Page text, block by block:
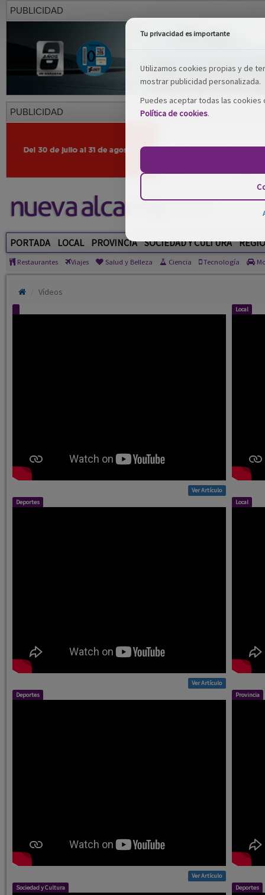
PUBLICIDAD
PUBLICIDAD
PORTADA LOCAL PROVINCIA SOCIEDAD Y CULTURA
Restaurantes Viajes Salud y Belleza Ciencia Tecnología
Vídeos
Ver Artículo
Local
Deportes
Ver Artículo
Local
Deportes
Ver Artículo
Provincia
Sociedad y Cultura Deportes
Tu privacidad es importante
Utilizamos cookies propias y de
mostrar publicidad personalizada.
Puedes aceptar todas las
Política de cookies.